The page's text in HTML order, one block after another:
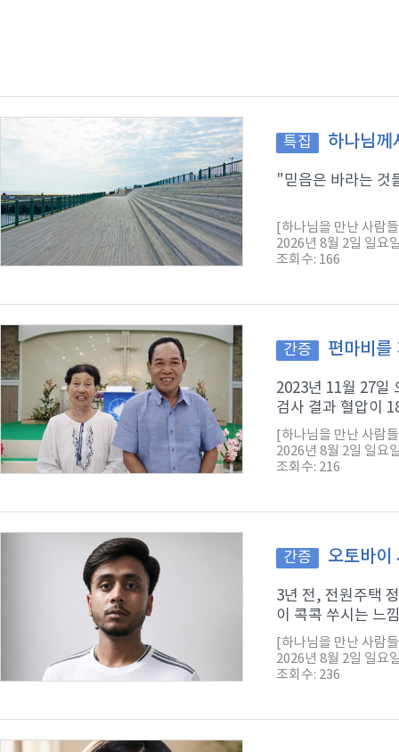
특집 하나님께
"믿음은 바라는 것
[하나님을 만난 사람
2026년 8월 2일 일요
조회수: 166
간증 편마비를
2023년 11월 27일
검사 결과 혈압이
[하나님을 만난 사람
2026년 8월 2일 일요
조회수: 216
간증 오토바이
3년 전, 전원주택
이 콕콕 쑤시는 느
[하나님을 만난 사람
2026년 8월 2일 일요
조회수: 236